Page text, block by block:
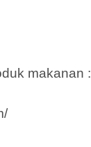
makanan :